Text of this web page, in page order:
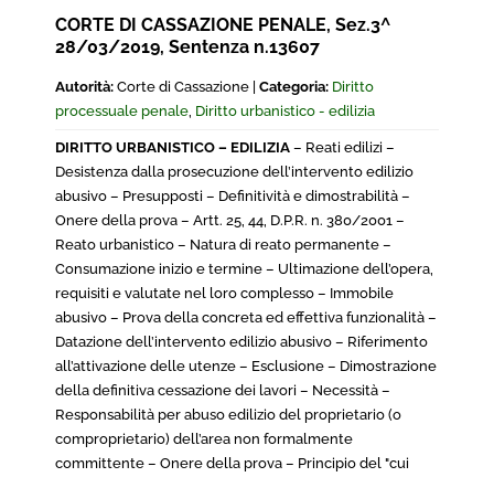
CORTE DI CASSAZIONE PENALE, Sez.3^
28/03/2019, Sentenza n.13607
Autorità: Corte di Cassazione | Categoria: Diritto
processuale penale, Diritto urbanistico - edilizia
DIRITTO URBANISTICO – EDILIZIA – Reati edilizi –
Desistenza dalla prosecuzione dell’intervento edilizio
abusivo – Presupposti – Definitività e dimostrabilità –
Onere della prova – Artt. 25, 44, D.P.R. n. 380/2001 –
Reato urbanistico – Natura di reato permanente –
Consumazione inizio e termine – Ultimazione dell’opera,
requisiti e valutate nel loro complesso – Immobile
abusivo – Prova della concreta ed effettiva funzionalità –
Datazione dell’intervento edilizio abusivo – Riferimento
all’attivazione delle utenze – Esclusione – Dimostrazione
della definitiva cessazione dei lavori – Necessità –
Responsabilità per abuso edilizio del proprietario (o
comproprietario) dell’area non formalmente
committente – Onere della prova – Principio del "cui